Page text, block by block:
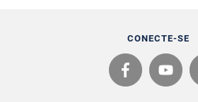
CONECTE-SE